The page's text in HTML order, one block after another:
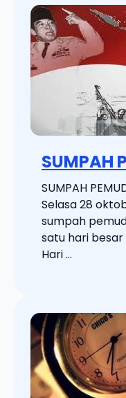
SUMPAH
SUMPAH
Selasa 28
sumpah
satu hari besar
Hari ...